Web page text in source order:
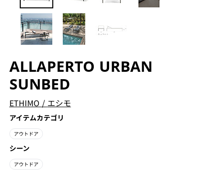
ALLAPERTO URBAN
SUNBED
ETHIMO / エシモ
アイテムカテゴリ
アウトドア
シーン
アウトドア